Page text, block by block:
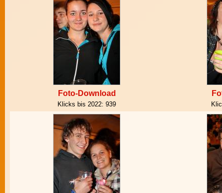
Foto-Download
Klicks bis 2022: 939